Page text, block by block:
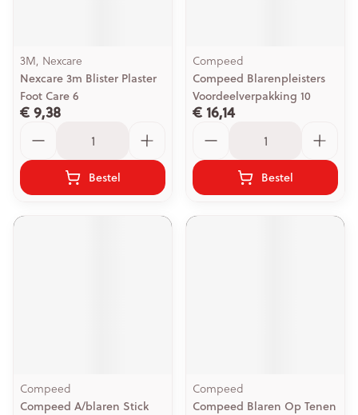
3M, Nexcare
Nexcare 3m Blister Plaster
Foot Care 6
€ 9,38
Bestel
Compeed
Compeed Blarenpleisters
Voordeelverpakking 10
€ 16,14
Bestel
Compeed
Compeed A/blaren Stick
Compeed
Compeed Blaren Op Tenen